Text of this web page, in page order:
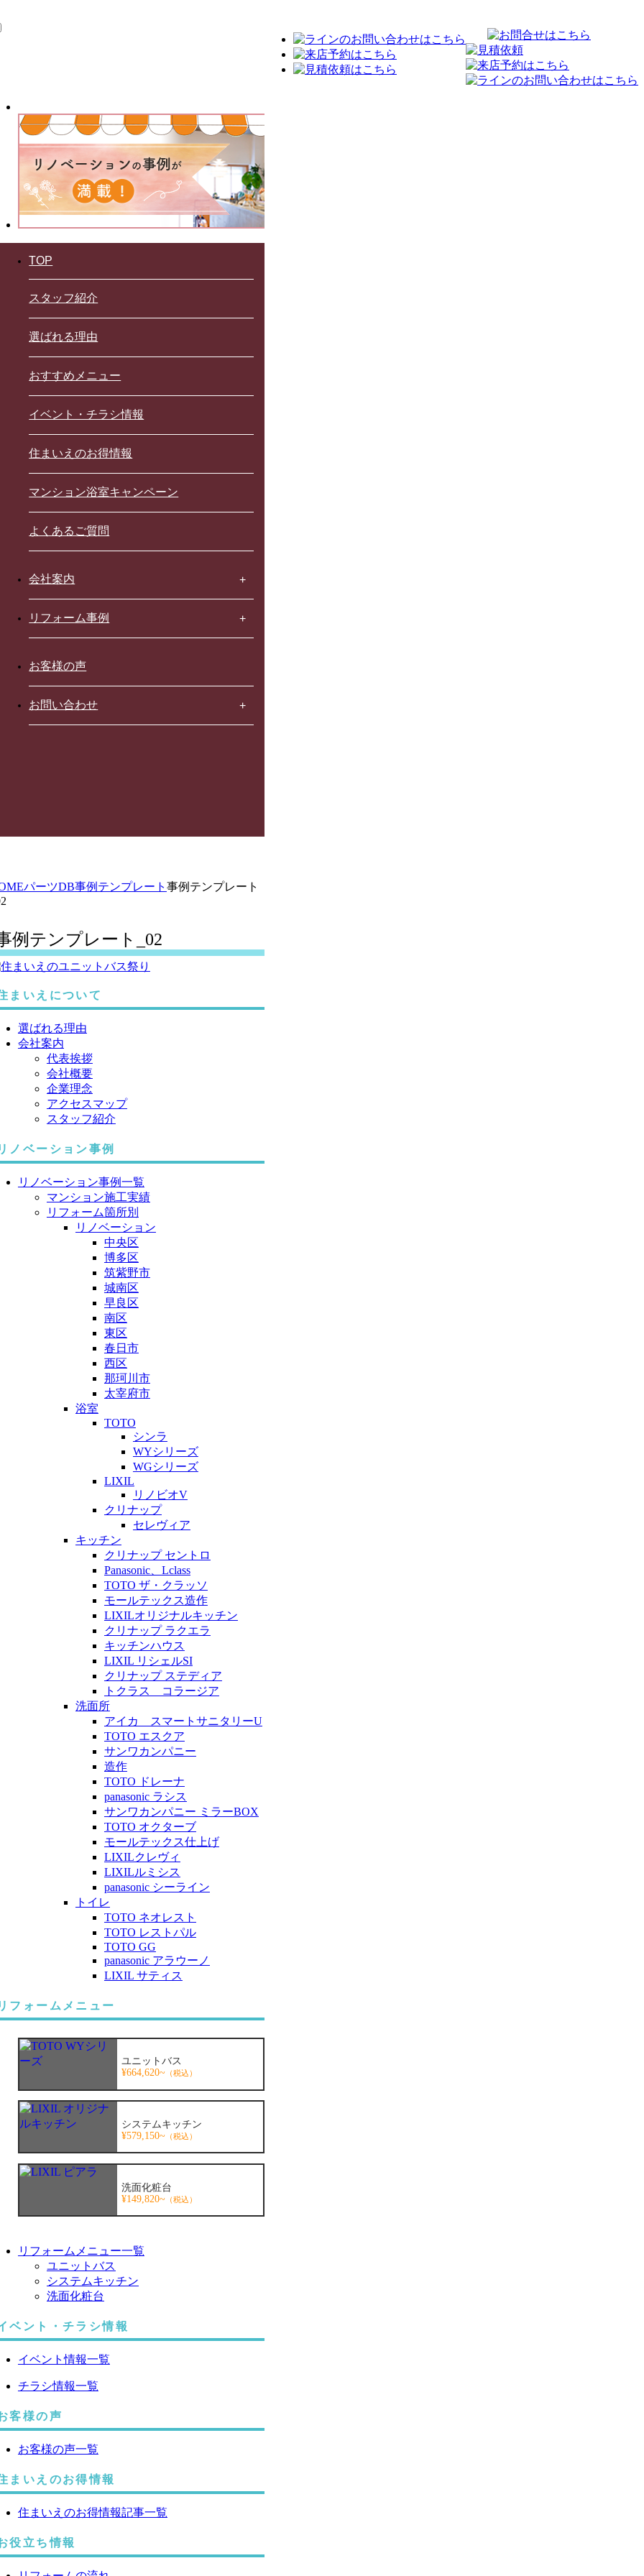
TOP
スタッフ紹介
選ばれる理由
おすすめメニュー
イベント・チラシ情報
住まいえのお得情報
マンション浴室キャンペーン
よくあるご質問
会社案内
リフォーム事例
お客様の声
お問い合わせ
パーツDB事例テンプレート 事例テンプレート
例テンプレート_02
まいえについて
選ばれる理由
会社案内
代表挨拶
会社概要
企業理念
アクセスマップ
スタッフ紹介
ノベーション事例
リノベーション事例一覧
マンション施工実績
リフォーム箇所別
リノベーション
中央区
博多区
筑紫野市
城南区
早良区
南区
東区
春日市
西区
那珂川市
太宰府市
浴室
TOTO
シンラ
WYシリーズ
WGシリーズ
LIXIL
リノビオV
クリナップ
セレヴィア
キッチン
クリナップ セントロ
Panasonic、Lclass
TOTO ザ・クラッソ
モールテックス造作
LIXILオリジナルキッチン
クリナップ ラクエラ
キッチンハウス
LIXIL リシェルSI
クリナップ ステディア
トクラス コラージア
洗面所
アイカ スマートサニタリーU
TOTO エスクア
サンワカンパニー
造作
TOTO ドレーナ
panasonic ラシス
サンワカンパニー ミラーBOX
TOTO オクターブ
モールテックス仕上げ
LIXILクレヴィ
LIXILルミシス
panasonic シーライン
トイレ
TOTO ネオレスト
TOTO レストパル
TOTO GG
panasonic アラウーノ
LIXIL サティス
フォームメニュー
ユニットバス
¥664,620~ （税込）
システムキッチン
¥579,150~ （税込）
洗面化粧台
¥149,820~ （税込）
リフォームメニュー一覧
ユニットバス
システムキッチン
洗面化粧台
ベント・チラシ情報
イベント情報一覧
チラシ情報一覧
客様の声
お客様の声一覧
まいえのお得情報
住まいえのお得情報記事一覧
役立ち情報